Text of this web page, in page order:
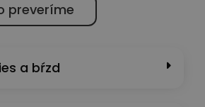
preveríme
a bŕzd